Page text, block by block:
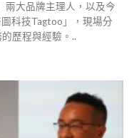
兩大品牌主理人，以及今
科技Tagtoo」，現場分
歷程與經驗。..